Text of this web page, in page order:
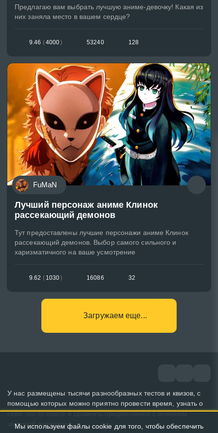
Предлагаю вам выбрать лучшую аниме-девочку! Какая из
них заняла место в вашем сердце?
9.46 (4000) 53240 128
FuMaN
Лучший персонаж аниме Клинок
рассекающий демонов
Тут предоставлены лучшие персонажи аниме Клинок
рассекающий демонов. Выбор самого сильного и
харизматичного на ваше усмотрение
9.62 ( 1030) 16086 32
Загружаем еще...
У нас размещены тысячи разнообразных тестов и квизов, с
помощью которых можно приятно провести время, узнать о
себе что-то новое и сравнить предпочтения с мнением
широкой аудитории.
Мы используем файлы cookie для того, чтобы обеспечить